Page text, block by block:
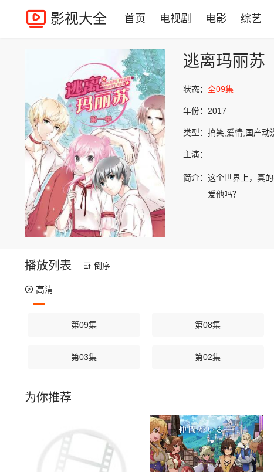
影视大全 首页 电视剧 电影 综艺
逃离玛丽苏
状态： 全09集
年份： 2017
类型： 搞笑,爱情,国产动
主演：
简介： 这个世界上，真
爱他吗？
播放列表 倒序
高清
第09集 第08集
第03集 第02集
为你推荐